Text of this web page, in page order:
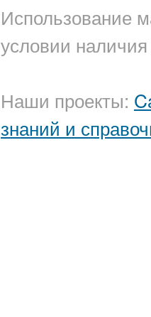
Использование
условии
Наши проекты:
знаний и